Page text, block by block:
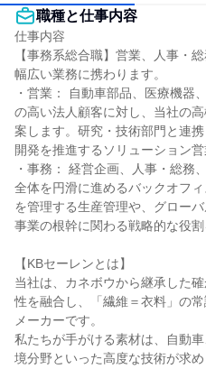
職種と仕事内容
仕事内容
【事務系総合職】営業、人事・
幅広い業務に携わります。
・営業： 自動車部品、医療機器
の高い法人顧客に対し、当社の
案します。研究・技術部門と連
開発を推進するソリューション営
・事務： 経営企画、人事・総務
全体を円滑に進めるバックオフ
を管理する生産管理や、グロー
事業の根幹に関わる戦略的な役割
【KBセーレンとは】
当社は、カネボウから継承した
性を融合し、「繊維＝衣料」の
メーカーです。
私たちが手がける素材は、自動
境分野といった高度な技術が求